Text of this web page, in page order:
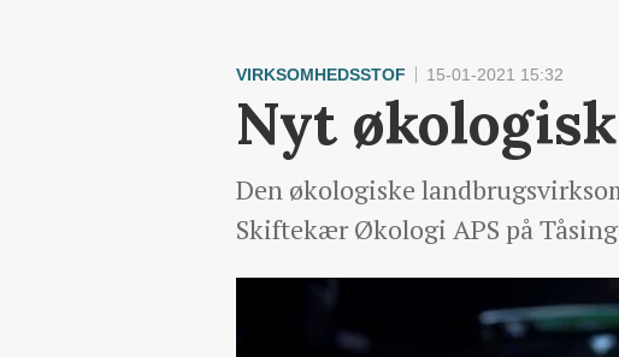
VIRKSOMHEDSSTOF 15-01-2021 15:32
Nyt
Den økologiske
Skiftekær Økologi APS på